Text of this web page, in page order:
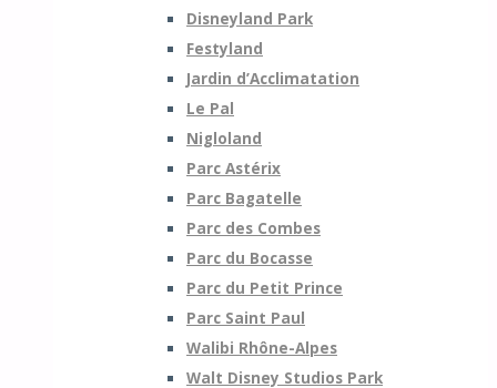
Disneyland Park
Festyland
Jardin d’Acclimatation
Le Pal
Nigloland
Parc Astérix
Parc Bagatelle
Parc des Combes
Parc du Bocasse
Parc du Petit Prince
Parc Saint Paul
Walibi Rhône-Alpes
Walt Disney Studios Park